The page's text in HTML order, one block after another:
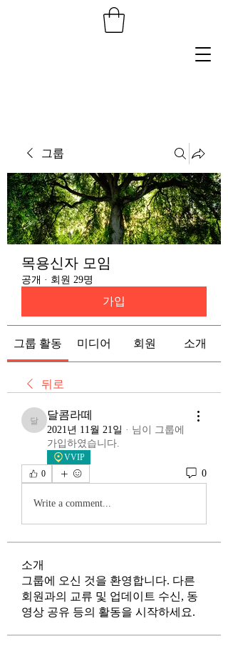
그룹
목용신자 모임
공개 · 회원 29명
가입
그룹 활동 미디어 회원 소개
뒤로
달콤라떼
달콤라떼
2021년 11월 21일 · 님이 그룹에
가입하였습니다.
VVIP
0
0
Write a comment...
소개
그룹에 오신 것을 환영합니다. 다른
회원과의 교류 및 업데이트 수신, 동
영상 공유 등의 활동을 시작하세요.